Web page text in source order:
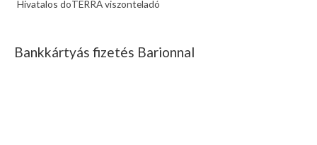
Hivatalos doTERRA viszonteladó
Bankkártyás fizetés Barionnal